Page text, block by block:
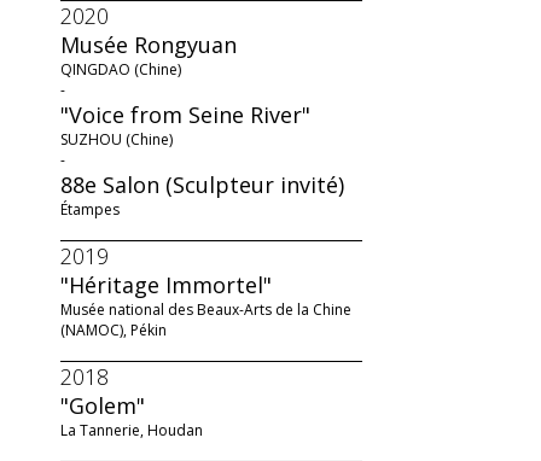
2020
Musée Rongyuan
QINGDAO (Chine)
-
"Voice from Seine River"
SUZHOU (Chine)
-
88e Salon (Sculpteur invité)
Étampes
2019
"Héritage Immortel"
Musée national des Beaux-Arts de la Chine
(NAMOC), Pékin
2018
"Golem"
La Tannerie, Houdan